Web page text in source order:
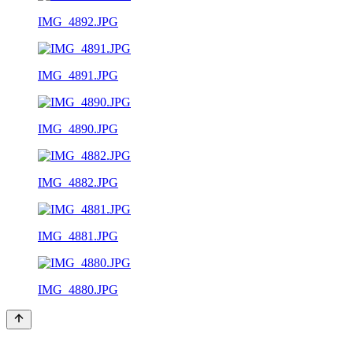
IMG_4892.JPG
IMG_4891.JPG
IMG_4890.JPG
IMG_4882.JPG
IMG_4881.JPG
IMG_4880.JPG